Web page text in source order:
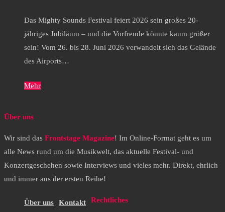
Das Mighty Sounds Festival feiert 2026 sein großes 20-
jähriges Jubiläum – und die Vorfreude könnte kaum größer
sein! Vom 26. bis 28. Juni 2026 verwandelt sich das Gelände
des Airports…
Mehr
Über uns
Wir sind das Frontstage Magazine! Im Online-Format geht es um
alle News rund um die Musikwelt, das aktuelle Festival- und
Konzertgeschehen sowie Interviews und vieles mehr. Direkt, ehrlich
und immer aus der ersten Reihe!
Über uns Kontakt Rechtliches